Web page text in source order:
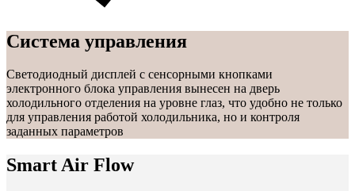
Система управления
Светодиодный дисплей с сенсорными кнопками
электронного блока управления вынесен на дверь
холодильного отделения на уровне глаз, что удобно не только
для управления работой холодильника, но и контроля
заданных параметров
Smart Air Flow